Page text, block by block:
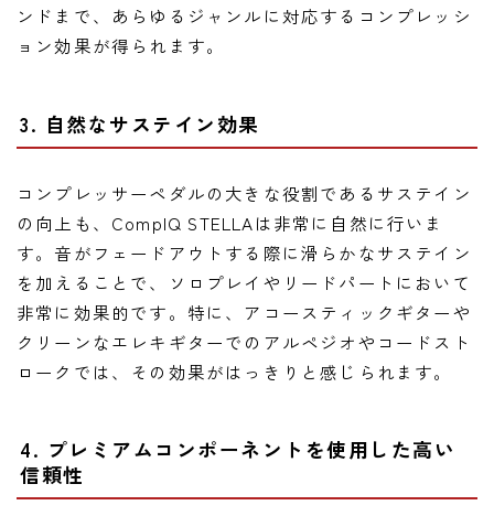
ンドまで、あらゆるジャンルに対応するコンプレッシ
ョン効果が得られます。
3. 自然なサステイン効果
コンプレッサーペダルの大きな役割であるサステイン
の向上も、CompIQ STELLAは非常に自然に行いま
す。音がフェードアウトする際に滑らかなサステイン
を加えることで、ソロプレイやリードパートにおいて
非常に効果的です。特に、アコースティックギターや
クリーンなエレキギターでのアルペジオやコードスト
ロークでは、その効果がはっきりと感じられます。
4. プレミアムコンポーネントを使用した高い
信頼性